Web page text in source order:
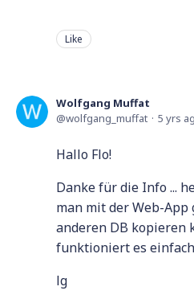
Like
Wolfgang Muffat
wolfgang_muffat
5 yrs
Hallo Flo!
Danke für die Info ...
man mit der Web-
anderen DB kopieren
funktioniert es
lg